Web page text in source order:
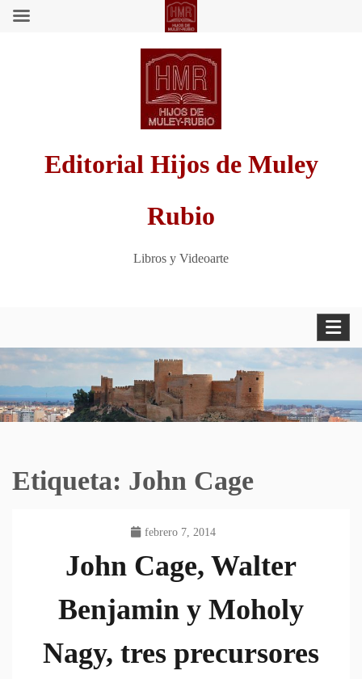
Editorial Hijos de Muley
Rubio
Libros y Videoarte
Etiqueta: John Cage
febrero 7, 2014
John Cage, Walter
Benjamin y Moholy
Nagy, tres precursores